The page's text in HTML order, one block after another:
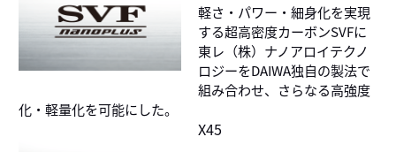
軽さ・パワー・細身化を実現
する超高密度カーボンSVFに
東レ（株）ナノアロイテクノ
ロジーをDAIWA独自の製法で
組み合わせ、さらなる高強度
化・軽量化を可能にした。
X45